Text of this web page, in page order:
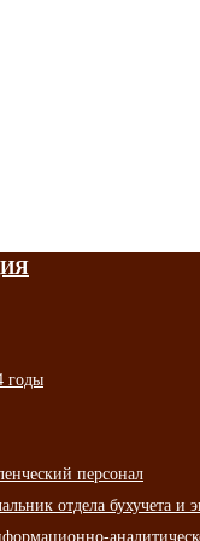
годы
персонал
отдела бухучета и